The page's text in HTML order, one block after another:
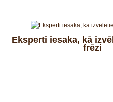
Eksperti iesaka, kā izvēlēties augsnes
frēzi